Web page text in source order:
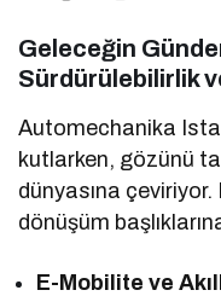
Geleceğin
Sürdürülebilirlik
Automechanika
kutlarken, gözünü
dünyasına
dönüşüm
E-Mobilite ve